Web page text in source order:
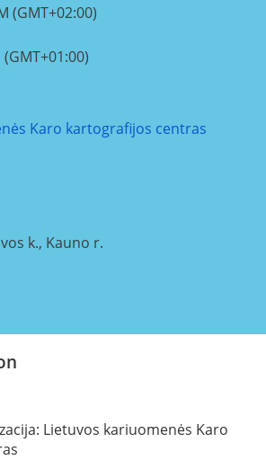
(GMT+02:00)
Karo kartografijos centras
k., Kauno r.
Lietuvos kariuomenės Karo